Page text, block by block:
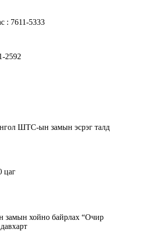
: 7611-5333
2592
ШТС-ын замын эсрэг талд
цаг
хойно байрлах “Очир